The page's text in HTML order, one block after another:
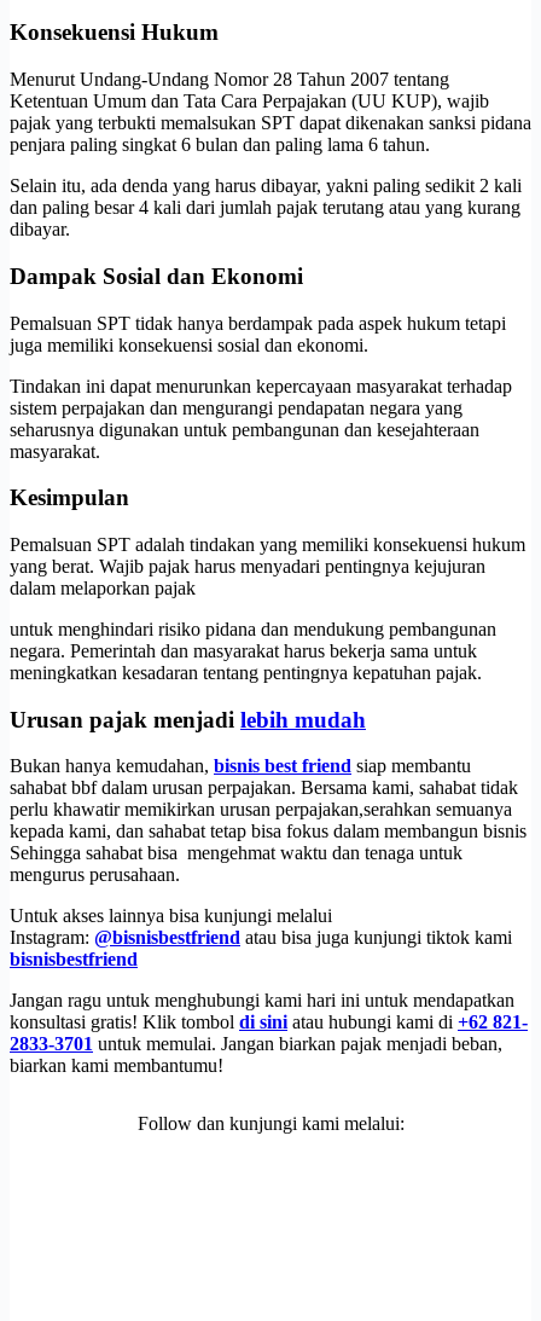
Konsekuensi Hukum
Menurut Undang-Undang Nomor 28 Tahun 2007 tentang
Ketentuan Umum dan Tata Cara Perpajakan (UU KUP), wajib
pajak yang terbukti memalsukan SPT dapat dikenakan sanksi pidana
penjara paling singkat 6 bulan dan paling lama 6 tahun.
Selain itu, ada denda yang harus dibayar, yakni paling sedikit 2 kali
dan paling besar 4 kali dari jumlah pajak terutang atau yang kurang
dibayar.
Dampak Sosial dan Ekonomi
Pemalsuan SPT tidak hanya berdampak pada aspek hukum tetapi
juga memiliki konsekuensi sosial dan ekonomi.
Tindakan ini dapat menurunkan kepercayaan masyarakat terhadap
sistem perpajakan dan mengurangi pendapatan negara yang
seharusnya digunakan untuk pembangunan dan kesejahteraan
masyarakat.
Kesimpulan
Pemalsuan SPT adalah tindakan yang memiliki konsekuensi hukum
yang berat. Wajib pajak harus menyadari pentingnya kejujuran
dalam melaporkan pajak
untuk menghindari risiko pidana dan mendukung pembangunan
negara. Pemerintah dan masyarakat harus bekerja sama untuk
meningkatkan kesadaran tentang pentingnya kepatuhan pajak.
Urusan pajak menjadi lebih mudah
Bukan hanya kemudahan, bisnis best friend siap membantu
sahabat bbf dalam urusan perpajakan. Bersama kami, sahabat tidak
perlu khawatir memikirkan urusan perpajakan,serahkan semuanya
kepada kami, dan sahabat tetap bisa fokus dalam membangun bisnis
Sehingga sahabat bisa mengehmat waktu dan tenaga untuk
mengurus perusahaan.
Untuk akses lainnya bisa kunjungi melalui
Instagram: @bisnisbestfriend atau bisa juga kunjungi tiktok kami
bisnisbestfriend
Jangan ragu untuk menghubungi kami hari ini untuk mendapatkan
konsultasi gratis! Klik tombol di siniatau hubungi kami di +62 821-
2833-3701 untuk memulai. Jangan biarkan pajak menjadi beban,
biarkan kami membantumu!
Follow dan kunjungi kami melalui: